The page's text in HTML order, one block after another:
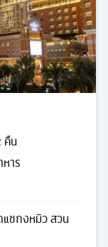
คืน
าร
แชกงหมิว สวน